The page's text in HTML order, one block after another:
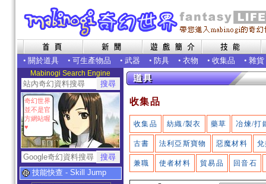
• 關於道具 • 可生產物品 • 武器 • 防具 • 衣物 • 收集品 • 雜貨
Mabinogi Search Engine
奇幻世界
並不是官
方網站喔
♥
技能快查 - Skill Jump
收集品
收集品 紡織/製衣 藥草 冶煉/打
古書 法利亞斯寶物 惡魔材料
兼職 使者材料 貿易品 回音石